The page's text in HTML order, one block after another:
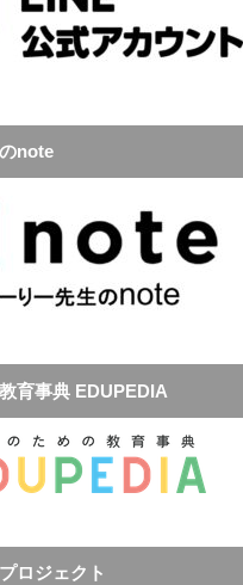
note
育事典 EDUPEDIA
ロジェクト